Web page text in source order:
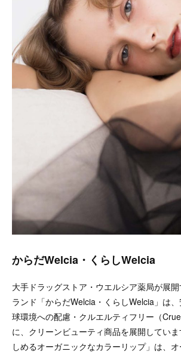
からだWelcia・くらしWelcia
大手ドラッグストア・ウエルシア薬局が展
ランド「からだWelcia・くらしWelcia」は
球環境への配慮・クルエルティフリー（
に、クリーンビューティ商品を展開してい
しめるオーガニックなカラーリップ」は、